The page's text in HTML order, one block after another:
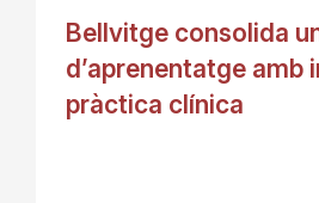
Bellvitge consolida
d’aprenentatge amb
pràctica clínica